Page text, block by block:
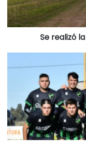
una nueva marcha
tarea”.
odio a las consignas
reclamos fue una de
gobierno. Con
común cuya base es
muchos sectores. Por
datos que esgrimió
Argentina mezclando
Se realizó